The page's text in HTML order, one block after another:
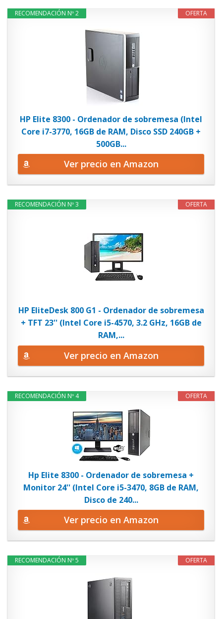
OFERTA
RECOMENDACIÓN Nº 2
HP Elite 8300 - Ordenador de sobremesa (Intel
Core i7-3770, 16GB de RAM, Disco SSD 240GB +
500GB...
Ver precio en Amazon
OFERTA
RECOMENDACIÓN Nº 3
HP EliteDesk 800 G1 - Ordenador de sobremesa
+ TFT 23'' (Intel Core i5-4570, 3.2 GHz, 16GB de
RAM,...
Ver precio en Amazon
OFERTA
RECOMENDACIÓN Nº 4
Hp Elite 8300 - Ordenador de sobremesa +
Monitor 24'' (Intel Core i5-3470, 8GB de RAM,
Disco de 240...
Ver precio en Amazon
OFERTA
RECOMENDACIÓN Nº 5